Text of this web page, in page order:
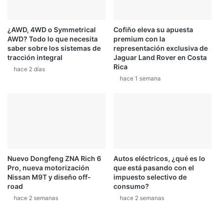
¿AWD, 4WD o Symmetrical
AWD? Todo lo que necesita
saber sobre los sistemas de
tracción integral
hace 2 días
Cofiño eleva su apuesta
premium con la
representación exclusiva de
Jaguar Land Rover en Costa
Rica
hace 1 semana
Nuevo Dongfeng ZNA Rich 6
Pro, nueva motorización
Nissan M9T y diseño off-
road
hace 2 semanas
Autos eléctricos, ¿qué es lo
que está pasando con el
impuesto selectivo de
consumo?
hace 2 semanas